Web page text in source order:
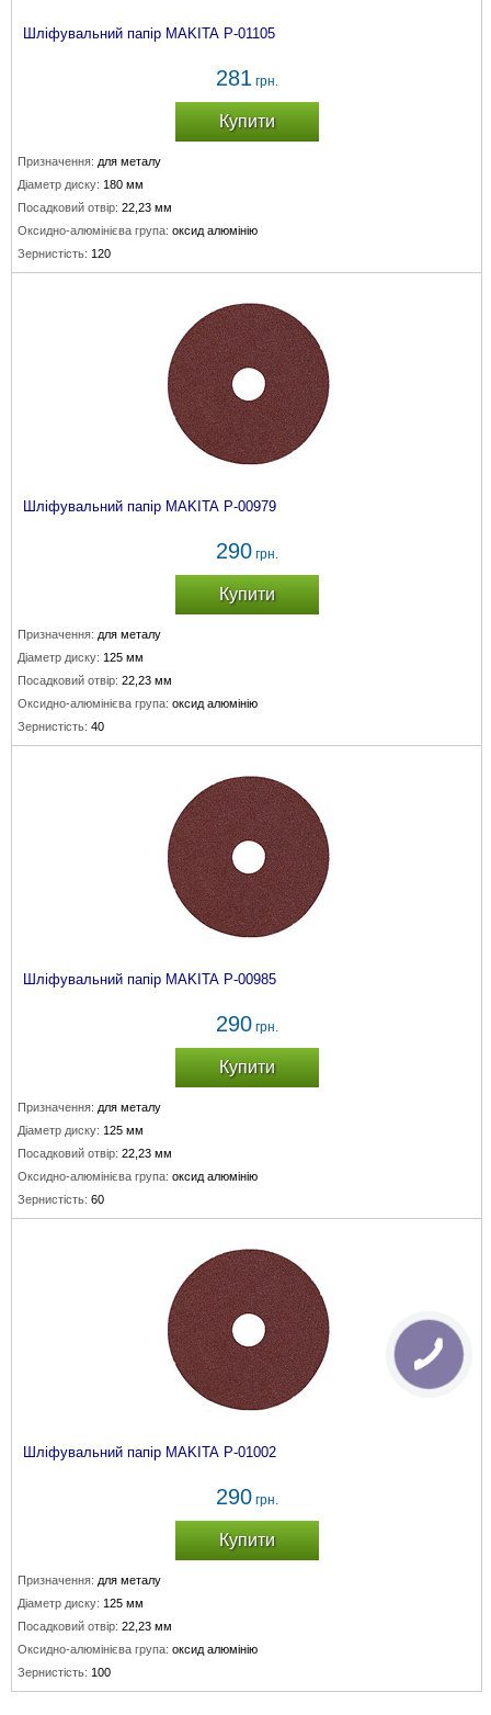
Шліфувальний папір MAKITA P-01105
281грн.
Купити
Призначення: для металу
Діаметр диску: 180 мм
Посадковий отвір: 22,23 мм
Оксидно-алюмінієва група: оксид алюмінію
Зернистість: 120
Шліфувальний папір MAKITA P-00979
290грн.
Купити
Призначення: для металу
Діаметр диску: 125 мм
Посадковий отвір: 22,23 мм
Оксидно-алюмінієва група: оксид алюмінію
Зернистість: 40
Шліфувальний папір MAKITA P-00985
290грн.
Купити
Призначення: для металу
Діаметр диску: 125 мм
Посадковий отвір: 22,23 мм
Оксидно-алюмінієва група: оксид алюмінію
Зернистість: 60
Шліфувальний папір MAKITA P-01002
290грн.
Купити
Призначення: для металу
Діаметр диску: 125 мм
Посадковий отвір: 22,23 мм
Оксидно-алюмінієва група: оксид алюмінію
Зернистість: 100